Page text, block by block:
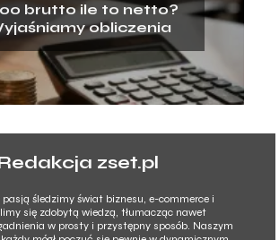
brutto ile to netto?
obliczenia
zset.pl
śledzimy świat biznesu, e-commerce i
się zdobytą wiedzą, tłumacząc nawet
w prosty i przystępny sposób. Naszym